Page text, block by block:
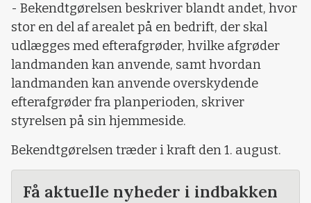
- Bekendtgørelsen beskriver blandt andet, hvor
stor en del af arealet på en bedrift, der skal
udlægges med efterafgrøder, hvilke afgrøder
landmanden kan anvende, samt hvordan
landmanden kan anvende overskydende
efterafgrøder fra planperioden, skriver
styrelsen på sin hjemmeside.
Bekendtgørelsen træder i kraft den 1. august.
Få aktuelle nyheder i indbakken